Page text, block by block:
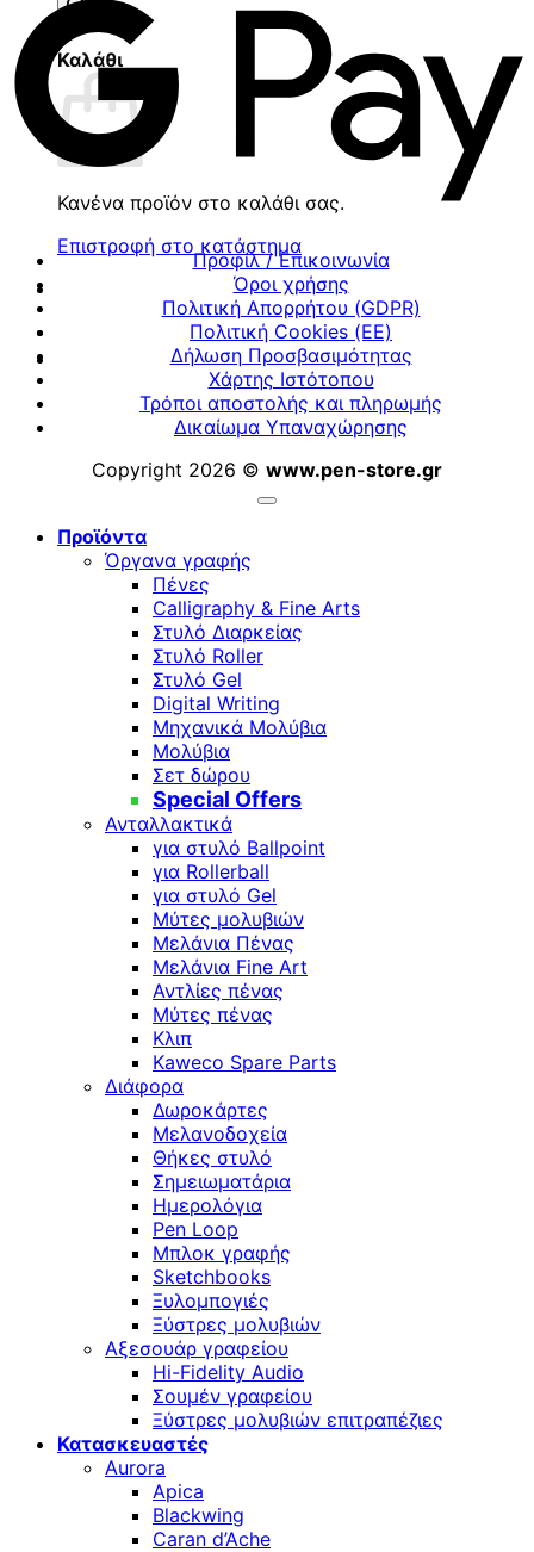
Καλάθι
Κανένα προϊόν στο καλάθι σας.
Επιστροφή στο κατάστημα
Προφίλ / Επικοινωνία
Όροι χρήσης
Πολιτική Απορρήτου (GDPR)
Πολιτική Cookies (ΕΕ)
Δήλωση Προσβασιμότητας
Χάρτης Ιστότοπου
Τρόποι αποστολής και πληρωμής
Δικαίωμα Υπαναχώρησης
Copyright 2026 © www.pen-store.gr
Προϊόντα
Όργανα γραφής
Πένες
Calligraphy & Fine Arts
Στυλό Διαρκείας
Στυλό Roller
Στυλό Gel
Digital Writing
Μηχανικά Μολύβια
Μολύβια
Σετ δώρου
Special Offers
Ανταλλακτικά
για στυλό Ballpoint
για Rollerball
για στυλό Gel
Μύτες μολυβιών
Μελάνια Πένας
Μελάνια Fine Art
Αντλίες πένας
Μύτες πένας
Κλιπ
Kaweco Spare Parts
Διάφορα
Δωροκάρτες
Μελανοδοχεία
Θήκες στυλό
Σημειωματάρια
Ημερολόγια
Pen Loop
Μπλοκ γραφής
Sketchbooks
Ξυλομπογιές
Ξύστρες μολυβιών
Αξεσουάρ γραφείου
Hi-Fidelity Audio
Σουμέν γραφείου
Ξύστρες μολυβιών επιτραπέζιες
Κατασκευαστές
Aurora
Apica
Blackwing
Caran d’Ache